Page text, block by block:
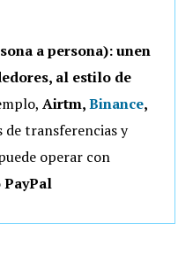
a persona): unen
al estilo de
Airtm,Binance,
de transferencias y
operar con